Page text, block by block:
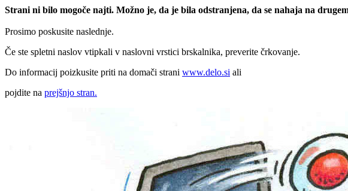
Strani ni bilo mogoče najti. Možno je, da je bila odstranjena, da se nahaja na
Prosimo poskusite naslednje.
Če ste spletni naslov vtipkali v naslovni vrstici brskalnika, preverite črkovanje.
Do informacij poizkusite priti na domači strani www.delo.si ali
pojdite na prejšnjo stran.